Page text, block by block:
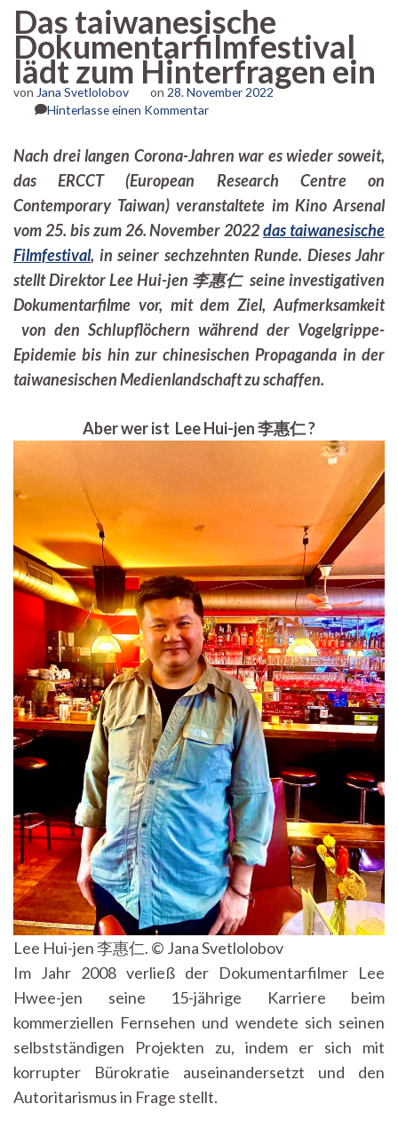
Das taiwanesische
Dokumentarfilmfestival
lädt zum Hinterfragen ein
von Jana Svetlolobov on 28. November 2022
Hinterlasse einen Kommentarzu
Dokumentarfilmfestival
lädt
zum
Hinterfragen
ein
Nach drei langen Corona-Jahren war es wieder soweit,
das ERCCT (European Research Centre on
Contemporary Taiwan) veranstaltete im Kino Arsenal
vom 25. bis zum 26. November 2022das taiwanesische
Filmfestival, in seiner sechzehnten Runde. Dieses Jahr
stellt Direktor Lee Hui-jen 李惠仁 seine investigativen
Dokumentarfilme vor, mit dem Ziel, Aufmerksamkeit
von den Schlupflöchern während der Vogelgrippe-
Epidemie bis hin zur chinesischen Propaganda in der
taiwanesischen Medienlandschaft zu schaffen.
Aber wer ist Lee Hui-jen 李惠仁 ?
Lee Hui-jen 李惠仁. © Jana Svetlolobov
Im Jahr 2008 verließ der Dokumentarfilmer Lee
Hwee-jen seine 15-jährige Karriere beim
kommerziellen Fernsehen und wendete sich seinen
selbstständigen Projekten zu, indem er sich mit
korrupter Bürokratie auseinandersetzt und den
Autoritarismus in Frage stellt.